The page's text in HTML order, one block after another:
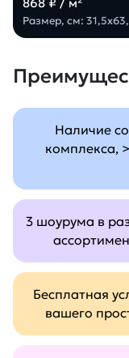
Размер, см:
Наличие
комплекса,
3 шоурума в
Бесплатная
вашего